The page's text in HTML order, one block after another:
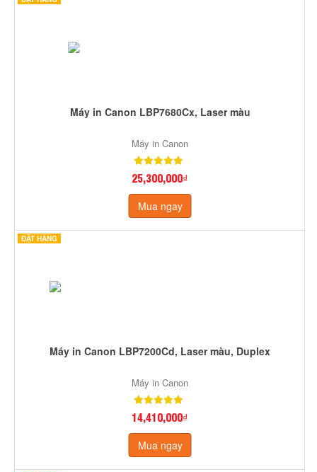
Máy in Canon LBP7680Cx, Laser màu
Máy in Canon
25,300,000₫
Mua ngay
ĐẶT HÀNG
Máy in Canon LBP7200Cd, Laser màu, Duplex
Máy in Canon
14,410,000₫
Mua ngay